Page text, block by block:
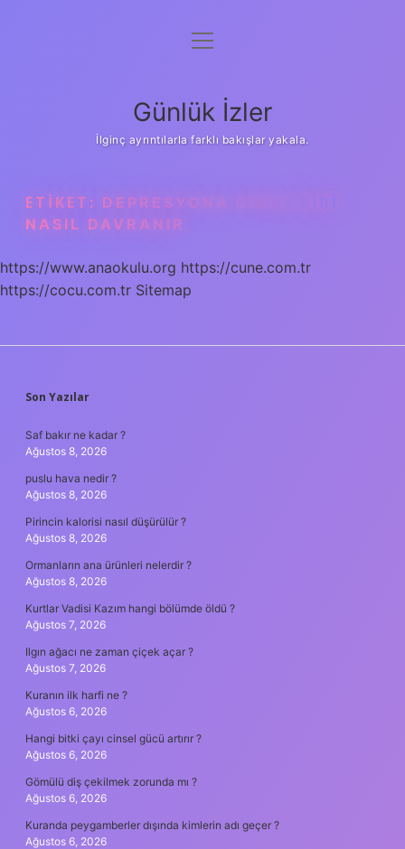
Anasayfa
Yasal Uyarı
menüyü
Günlük İzler
İlginç ayrıntılarla farklı bakışlar yakala.
ETIKET: DEPRESYONA GIREN BIRI
NASIL DAVRANIR
https://www.anaokulu.org https://cune.com.tr
https://cocu.com.tr Sitemap
SIDEBAR
Son Yazılar
Saf bakır ne kadar ?
Ağustos 8, 2026
puslu hava nedir ?
Ağustos 8, 2026
Pirincin kalorisi nasıl düşürülür ?
Ağustos 8, 2026
Ormanların ana ürünleri nelerdir ?
Ağustos 8, 2026
Kurtlar Vadisi Kazım hangi bölümde öldü ?
Ağustos 7, 2026
Ilgın ağacı ne zaman çiçek açar ?
Ağustos 7, 2026
Kuranın ilk harfi ne ?
Ağustos 6, 2026
Hangi bitki çayı cinsel gücü artırır ?
Ağustos 6, 2026
Gömülü diş çekilmek zorunda mı ?
Ağustos 6, 2026
Kuranda peygamberler dışında kimlerin adı geçer ?
Ağustos 6, 2026